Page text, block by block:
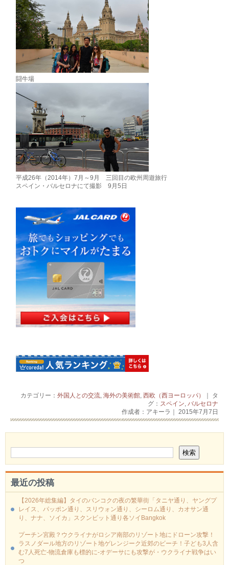
闘牛場
平成26年（2014年）7月～9月 三回目の欧州周遊旅行
スペイン・バルセロナにて撮影 9月5日
カテゴリー： 外国人との交流, 海外の美術館, 西欧（西ヨーロッパ）
｜ タ
グ： スペイン バルセロナ
作成者：アキーラ｜ 2015年7月7日
最近の投稿
【2026年総集編】タイのバンコクの夜の繁華街「タニヤ通り、ヤングプ
レイス、パッポン通り、スリウォン通り、シーロム通り、カオサン通
り、ナナ、ソイカ」スクンビット通り各ソイBangkok
プーチン宮殿？ウクライナがロシア南部のリゾート地にドローン攻撃！
ラスノダール地方のリゾート地ゲレンジーク近郊のビーチ！子ども3人含
む7人死亡-物流倉庫も標的に‐オデーサにも攻撃が・ウクライナ戦争はい
つ